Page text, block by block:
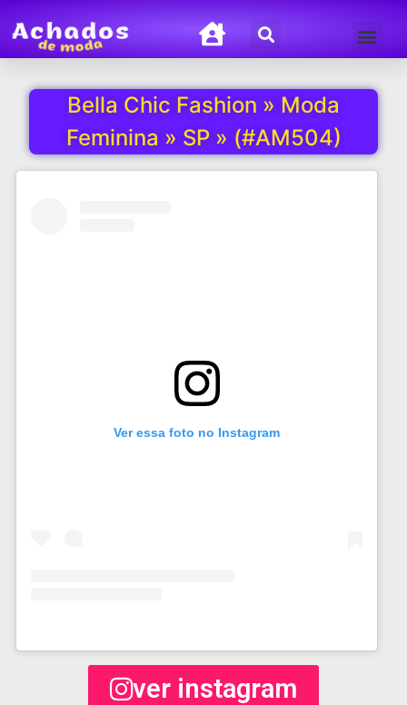
Bella Chic Fashion » Moda
Feminina » SP » (#AM504)
Ver essa foto no Instagram
ver instagram